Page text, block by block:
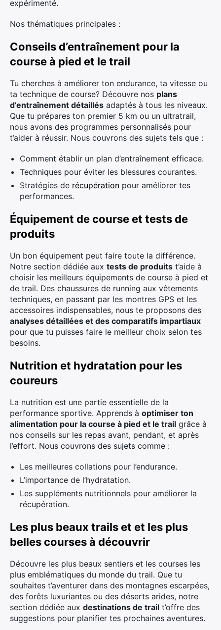
expérimenté.
Nos thématiques principales :
Conseils d’entraînement pour la
course à pied et le trail
Tu cherches à améliorer ton endurance, ta vitesse ou
ta technique de course? Découvre nos plans
d’entraînement détaillés adaptés à tous les niveaux.
Que tu prépares ton premier 5 km ou un ultratrail,
nous avons des programmes personnalisés pour
t’aider à réussir. Nous couvrons des sujets tels que :
Comment établir un plan d’entraînement efficace.
Techniques pour éviter les blessures courantes.
Stratégies de récupération pour améliorer tes
performances.
Équipement de course et tests de
produits
Un bon équipement peut faire toute la différence.
Notre section dédiée aux tests de produits t’aide à
choisir les meilleurs équipements de course à pied et
de trail. Des chaussures de running aux vêtements
techniques, en passant par les montres GPS et les
accessoires indispensables, nous te proposons des
analyses détaillées et des comparatifs impartiaux
pour que tu puisses faire le meilleur choix selon tes
besoins.
Nutrition et hydratation pour les
coureurs
La nutrition est une partie essentielle de la
performance sportive. Apprends à optimiser ton
alimentation pour la course à pied et le trail grâce à
nos conseils sur les repas avant, pendant, et après
l’effort. Nous couvrons des sujets comme :
Les meilleures collations pour l’endurance.
L’importance de l’hydratation.
Les suppléments nutritionnels pour améliorer la
récupération.
Les plus beaux trails et et les plus
belles courses à découvrir
Découvre les plus beaux sentiers et les courses les
plus emblématiques du monde du trail. Que tu
souhaites t’aventurer dans des montagnes escarpées,
des forêts luxuriantes ou des déserts arides, notre
section dédiée aux destinations de trail t’offre des
suggestions pour planifier tes prochaines aventures.